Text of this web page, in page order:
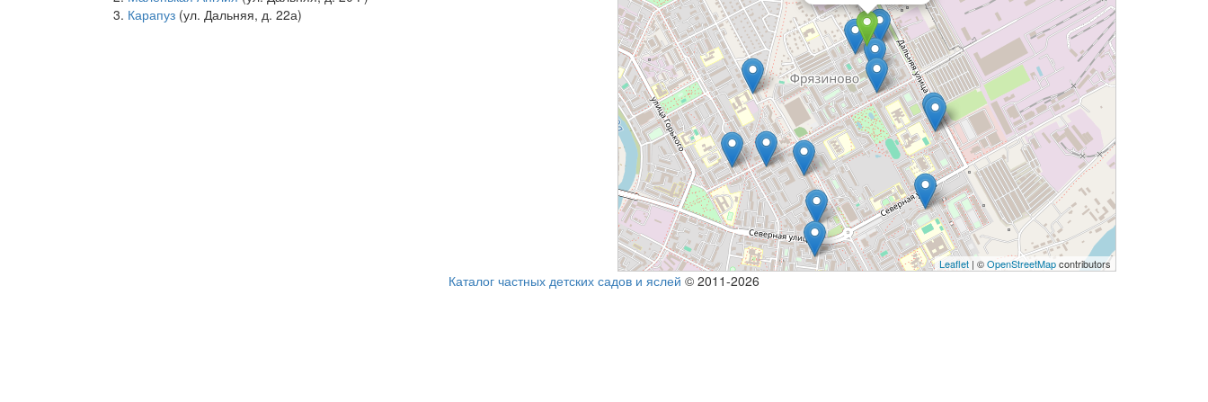
Карапуз (ул. Дальняя, д. 22а)
Leaflet | ©OpenStreetMapcontributors
Каталог частных детских садов и яслей © 2011-2026